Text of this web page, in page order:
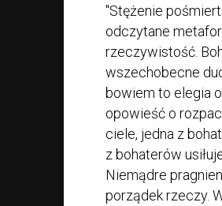
"Stężenie
odczytane
rzeczywistość.
wszechobecne
bowiem to elegia
opowieść o
ciele, jedna z
z bohaterów
Niemądre
porządek rzeczy.